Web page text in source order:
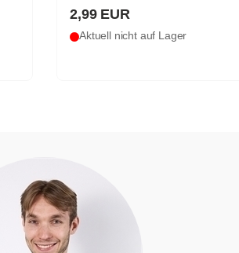
4,79 EUR
Auf Lager, Lieferung in 1-3